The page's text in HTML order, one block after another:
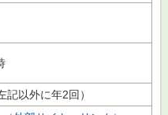
以外に年2回）